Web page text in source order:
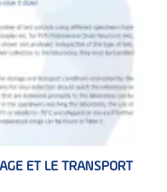
ET LE TRANSPORT